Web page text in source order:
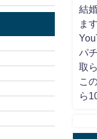
結
ま
パ
取
こ
ら